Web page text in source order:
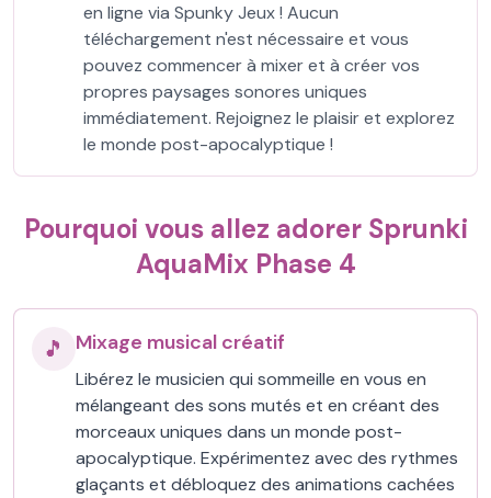
en ligne via Spunky Jeux ! Aucun
téléchargement n'est nécessaire et vous
pouvez commencer à mixer et à créer vos
propres paysages sonores uniques
immédiatement. Rejoignez le plaisir et explorez
le monde post-apocalyptique !
Pourquoi vous allez adorer Sprunki
AquaMix Phase 4
🎵 Mixage musical créatif
Libérez le musicien qui sommeille en vous en
mélangeant des sons mutés et en créant des
morceaux uniques dans un monde post-
apocalyptique. Expérimentez avec des rythmes
glaçants et débloquez des animations cachées